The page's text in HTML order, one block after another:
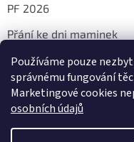
Používáme pouze
správnému fungování
Marketingové cookies
osobních údajů
PF 2026
Přání ke dni maminek
Facebook